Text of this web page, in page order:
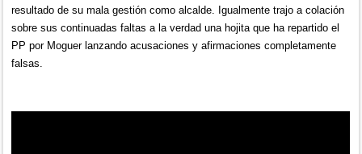
resultado de su mala gestión como alcalde. Igualmente trajo a colación
sobre sus continuadas faltas a la verdad una hojita que ha repartido el
PP por Moguer lanzando acusaciones y afirmaciones completamente
falsas.